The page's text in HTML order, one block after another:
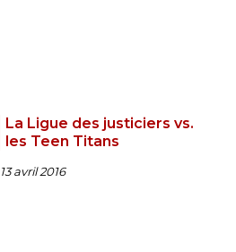
La Ligue des justiciers vs.
les Teen Titans
13 avril 2016